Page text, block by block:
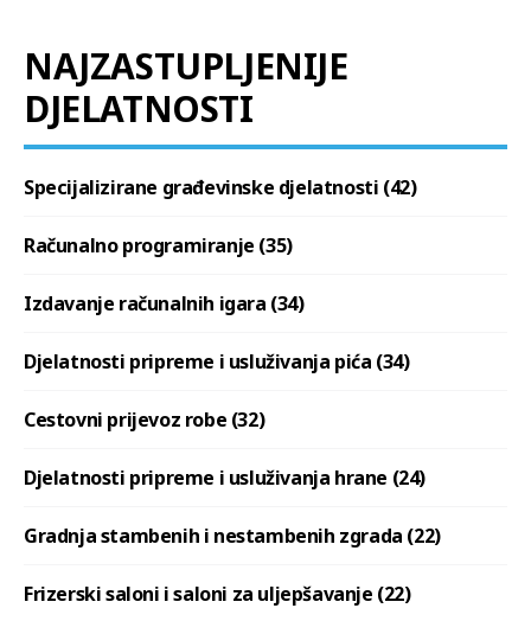
NAJZASTUPLJENIJE
DJELATNOSTI
Specijalizirane građevinske djelatnosti (42)
Računalno programiranje (35)
Izdavanje računalnih igara (34)
Djelatnosti pripreme i usluživanja pića (34)
Cestovni prijevoz robe (32)
Djelatnosti pripreme i usluživanja hrane (24)
Gradnja stambenih i nestambenih zgrada (22)
Frizerski saloni i saloni za uljepšavanje (22)